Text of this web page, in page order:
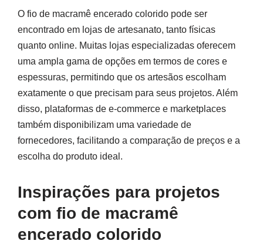
O fio de macramê encerado colorido pode ser
encontrado em lojas de artesanato, tanto físicas
quanto online. Muitas lojas especializadas oferecem
uma ampla gama de opções em termos de cores e
espessuras, permitindo que os artesãos escolham
exatamente o que precisam para seus projetos. Além
disso, plataformas de e-commerce e marketplaces
também disponibilizam uma variedade de
fornecedores, facilitando a comparação de preços e a
escolha do produto ideal.
Inspirações para projetos
com fio de macramê
encerado colorido